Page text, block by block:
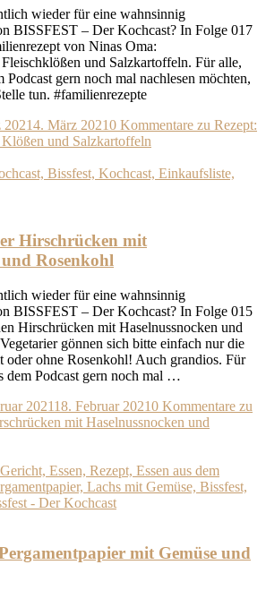
wieder für eine wahnsinnig
BISSFEST – Der Kochcast? In Folge 017
von Ninas Oma:
und Salzkartoffeln. Für alle,
Podcast gern noch mal nachlesen möchten,
tun. #familienrezepte
4. März 20210 Kommentare zu Rezept:
und Salzkartoffeln
Hirschrücken mit
Rosenkohl
wieder für eine wahnsinnig
BISSFEST – Der Kochcast? In Folge 015
Hirschrücken mit Haselnussnocken und
gönnen sich bitte einfach nur die
oder ohne Rosenkohl! Auch grandios. Für
dem Podcast gern noch mal …
202118. Februar 20210 Kommentare zu
mit Haselnussnocken und
mit Gemüse und